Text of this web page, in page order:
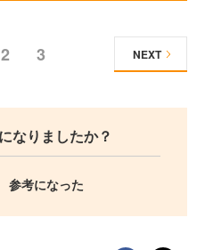
2 3 NEXT
なりましたか？
参考になった